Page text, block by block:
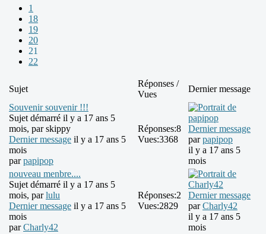
1
18
19
20
21
22
Sujet
Réponses /
Vues
Dernier message
Souvenir souvenir !!!
Sujet démarré il y a 17 ans 5
mois, parskippy
Dernier message il y a 17 ans 5
mois
parpapipop
Réponses:8
Vues:3368
Dernier message
parpapipop
il y a 17 ans 5
mois
nouveau menbre....
Sujet démarré il y a 17 ans 5
mois, parlulu
Dernier message il y a 17 ans 5
mois
parCharly42
Réponses:2
Vues:2829
Dernier message
parCharly42
il y a 17 ans 5
mois